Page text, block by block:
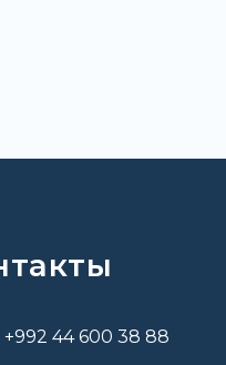
+992 44 600 38 88